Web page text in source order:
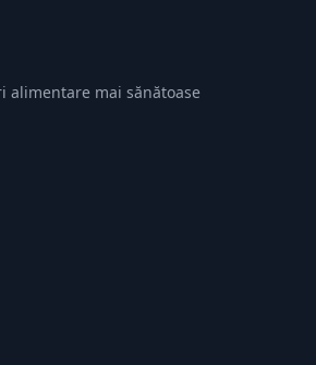
alimentare mai sănătoase